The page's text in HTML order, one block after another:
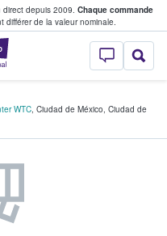
direct depuis 2009. Chaque commande
différer de la valeur nominale.
StubHub - Où
des billets
WTC, Ciudad de México, Ciudad de